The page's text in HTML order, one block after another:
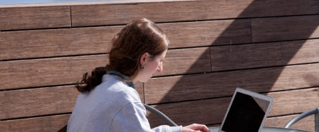
asistieron representantes de 160 colegios mayores junto
con la asociación “No más novatadas”, […]